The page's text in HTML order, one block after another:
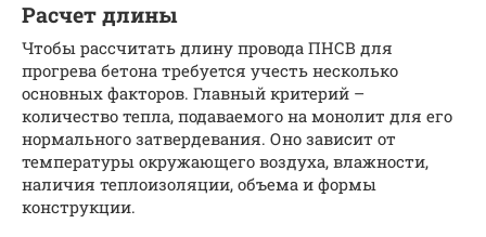
Расчет длины
Чтобы рассчитать длину провода ПНСВ для
прогрева бетона требуется учесть несколько
основных факторов. Главный критерий –
количество тепла, подаваемого на монолит для его
нормального затвердевания. Оно зависит от
температуры окружающего воздуха, влажности,
наличия теплоизоляции, объема и формы
конструкции.